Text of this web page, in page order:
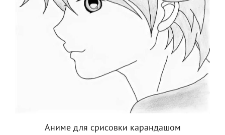
Аниме для срисовки карандашом